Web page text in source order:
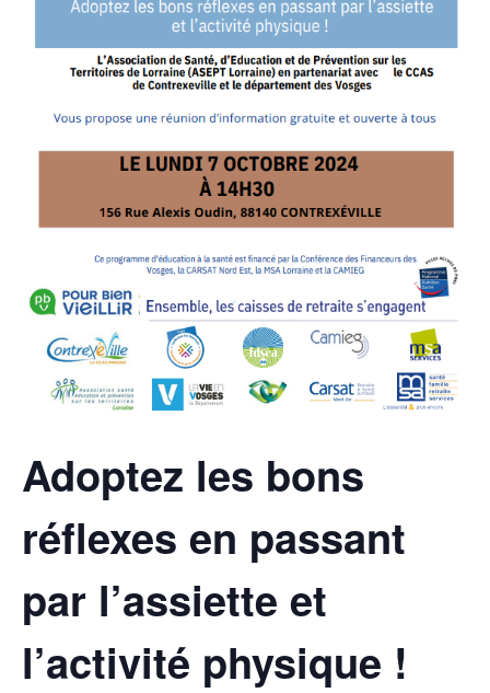
Adoptez les bons
réflexes en passant
par l’assiette et
l’activité physique !